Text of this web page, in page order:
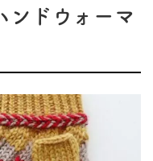
ンドウォーマ